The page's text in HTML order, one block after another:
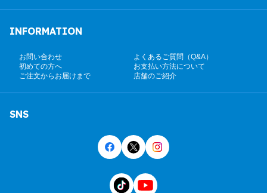
INFORMATION
お問い合わせ
よくあるご質問（Q&A）
初めての方へ
お支払い方法について
ご注文からお届けまで
店舗のご紹介
SNS